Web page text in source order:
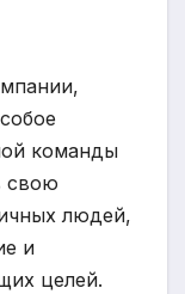
команды
свою
людей,
и
целей.